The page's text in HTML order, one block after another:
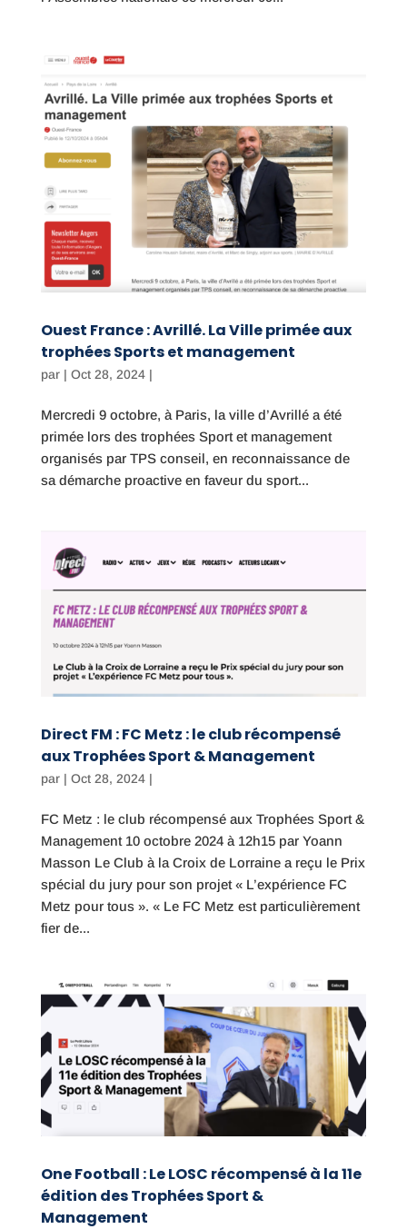
Ouest France : Avrillé. La Ville primée aux
trophées Sports et management
par | Oct 28, 2024|
Mercredi 9 octobre, à Paris, la ville d’Avrillé a été
primée lors des trophées Sport et management
organisés par TPS conseil, en reconnaissance de
sa démarche proactive en faveur du sport...
Direct FM : FC Metz : le club récompensé
aux Trophées Sport & Management
par | Oct 28, 2024|
FC Metz : le club récompensé aux Trophées Sport &
Management 10 octobre 2024 à 12h15 par Yoann
Masson Le Club à la Croix de Lorraine a reçu le Prix
spécial du jury pour son projet « L’expérience FC
Metz pour tous ». « Le FC Metz est particulièrement
fier de...
One Football : Le LOSC récompensé à la 11e
édition des Trophées Sport &
Management